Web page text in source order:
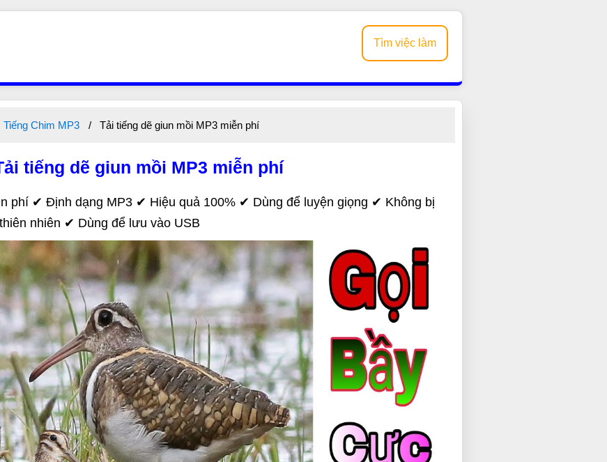
Tìm việc làm
Tiếng Chim MP3 Tải tiếng dẽ giun mồi MP3 miễn phí
tiếng dẽ giun mồi MP3 miễn phí
phí ✔ Định dạng MP3 ✔ Hiệu quả 100% ✔ Dùng để luyện giọng ✔ Không bị
nhiên ✔ Dùng để lưu vào USB